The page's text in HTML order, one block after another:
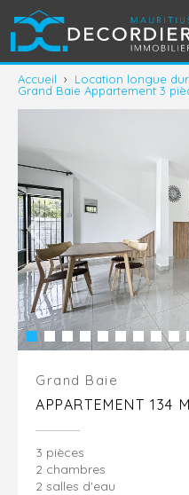
Accueil › Location longue
Grand Baie Appartement 3
Grand Baie
APPARTEMENT 134
3 pièces
2 chambres
2 salles d'eau